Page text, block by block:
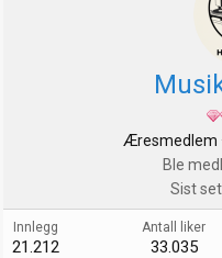
Æresmedlem ·
Ble
Sist
Innlegg
21.212
Antall liker
33.035